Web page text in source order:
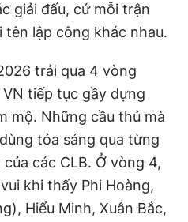
giải đấu, cứ mỗi trận
tên lập công khác nhau.
trải qua 4 vòng
tiếp tục gầy dựng
mộ. Những cầu thủ mà
tỏa sáng qua từng
các CLB. Ở vòng 4,
khi thấy Phi Hoàng,
Hiểu Minh, Xuân Bắc,